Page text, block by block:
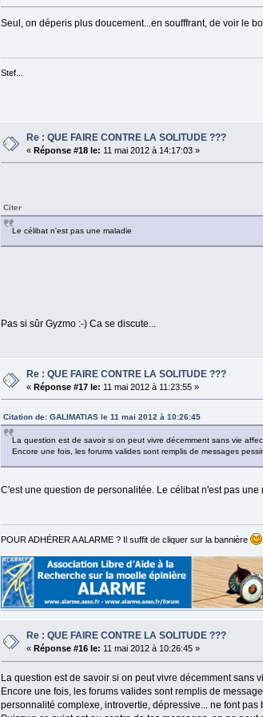
Seul, on déperis plus doucement...en soufffrant, de voir le
Stef...
Re : QUE FAIRE CONTRE LA SOLITUDE ???
« Réponse #18 le: 11 mai 2012 à 14:17:03 »
Citer
Le célibat n'est pas une maladie
Pas si sûr Gyzmo :-) Ca se discute...
Re : QUE FAIRE CONTRE LA SOLITUDE ???
« Réponse #17 le: 11 mai 2012 à 11:23:55 »
Citation de: GALIMATIAS le 11 mai 2012 à 10:26:45
La question est de savoir si on peut vivre décemment sans vie
Encore une fois, les forums valides sont remplis de messages
C'est une question de personalitée. Le célibat n'est pas
POUR ADHÉRER A ALARME ? Il suffit de cliquer sur la bannière
Re : QUE FAIRE CONTRE LA SOLITUDE ???
« Réponse #16 le: 11 mai 2012 à 10:26:45 »
La question est de savoir si on peut vivre décemment sans
Encore une fois, les forums valides sont remplis de
personnalité complexe, introvertie, dépressive... ne font pas